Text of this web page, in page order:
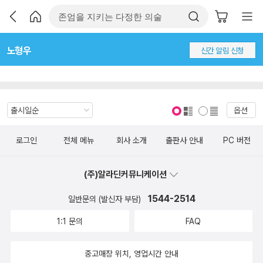
노형우 신간 알림 신청
옵션
로그인 전체 메뉴 회사 소개 출판사 안내 PC 버전
(주)알라딘커뮤니케이션
일반문의 (발신자 부담) 1544-2514
1:1 문의 FAQ
중고매장 위치, 영업시간 안내